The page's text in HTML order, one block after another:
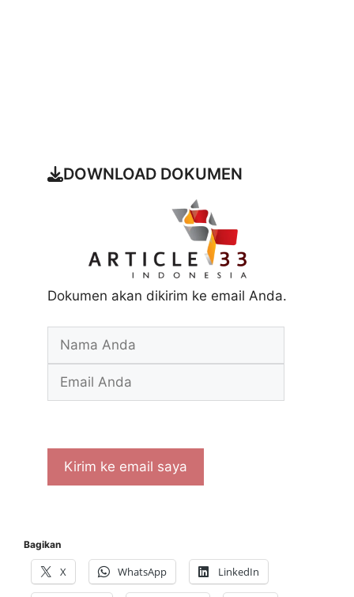
DOWNLOAD DOKUMEN
Dokumen akan dikirim ke email Anda.
Bagikan
X WhatsApp LinkedIn